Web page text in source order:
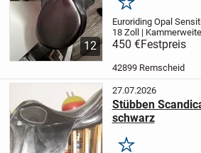
12
Merken
Euroriding Opal
18 Zoll |
veränderbar) Ich
gepflegten Euroriding
Dressursattel in der
450 €Festpreis
42899 Remscheid
27.07.2026
Stübben
schwarz
Merken